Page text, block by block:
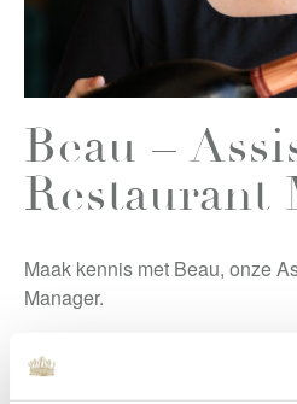
Beau –
Restaurant
Maak kennis met Beau, onze
Manager.
In Restaurant Latour staat het
herinneringen centraal, hier